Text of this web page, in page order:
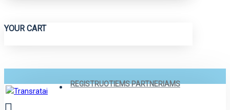
YOUR CART
REGISTRUOTIEMS PARTNERIAMS